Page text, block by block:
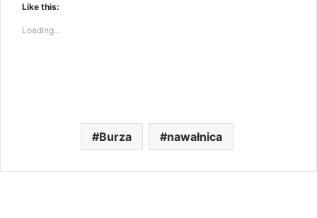
Like this:
Loading...
Burza nawałnica